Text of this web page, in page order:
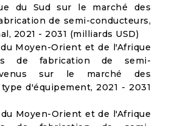
du Sud sur le marché des
de semi-conducteurs,
2021 - 2031 (milliards USD)
Moyen-Orient et de l'Afrique
de fabrication de semi-
sur le marché des
d'équipement, 2021 - 2031
Moyen-Orient et de l'Afrique